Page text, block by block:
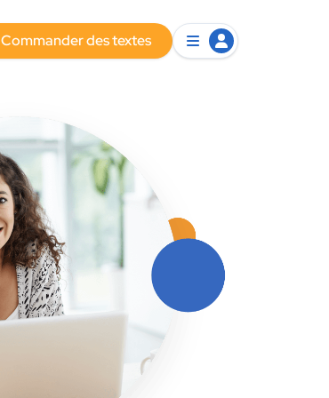
Commander des textes